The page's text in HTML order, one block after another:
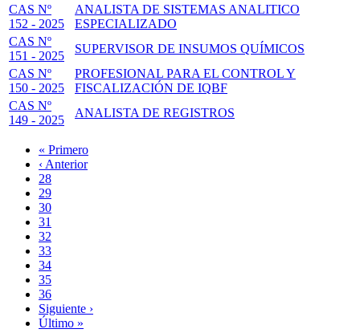
CAS Nº
152 - 2025
ANALISTA DE SISTEMAS ANALITICO
ESPECIALIZADO
CAS Nº
151 - 2025
SUPERVISOR DE INSUMOS QUÍMICOS
CAS Nº
150 - 2025
PROFESIONAL PARA EL CONTROL Y
FISCALIZACIÓN DE IQBF
CAS Nº
149 - 2025
ANALISTA DE REGISTROS
Paginación
Primera
página
« Primero
Página
anterior
‹ Anterior
Page
28
Page
29
Page
30
Page
31
Página
actual
32
Page
33
Page
34
Page
35
Page
36
Siguiente
página
Siguiente ›
Última
Último »